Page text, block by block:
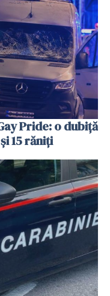
Pride: o dubiță
15 răniți